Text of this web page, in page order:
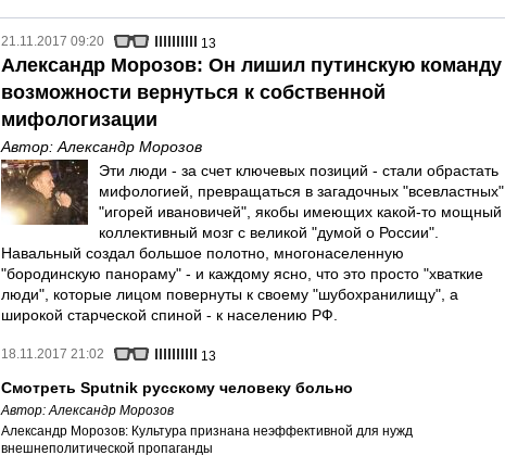
21.11.2017 09:20 13
Александр Морозов: Он лишил путинскую команду
возможности вернуться к собственной
мифологизации
Автор: Александр Морозов
Эти люди - за счет ключевых позиций - стали обрастать
мифологией, превращаться в загадочных "всевластных"
"игорей ивановичей", якобы имеющих какой-то мощный
коллективный мозг с великой "думой о России".
Навальный создал большое полотно, многонаселенную
"бородинскую панораму" - и каждому ясно, что это просто "хваткие
люди", которые лицом повернуты к своему "шубохранилищу", а
широкой старческой спиной - к населению РФ.
18.11.2017 21:02 13
Смотреть Sputnik русскому человеку больно
Автор:Александр Морозов
Александр Морозов: Культура признана неэффективной для нужд
внешнеполитической пропаганды